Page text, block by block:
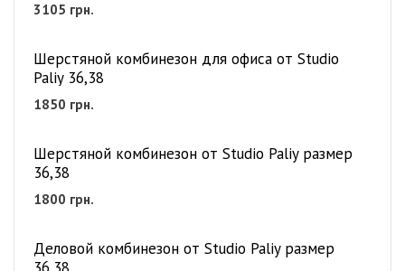
3105 грн.
Шерстяной комбинезон для офиса от Studio
Paliy 36,38
1850 грн.
Шерстяной комбинезон от Studio Paliy размер
36,38
1800 грн.
Деловой комбинезон от Studio Paliy размер